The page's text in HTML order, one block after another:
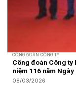
CÔNG ĐOÀN CÔNG TY
Công đoàn Công ty
niệm 116 năm
08/03/2026